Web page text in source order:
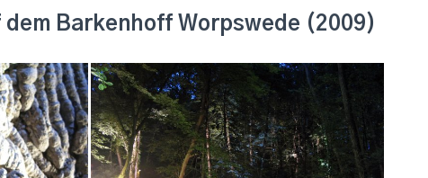
dem Barkenhoff Worpswede (2009)